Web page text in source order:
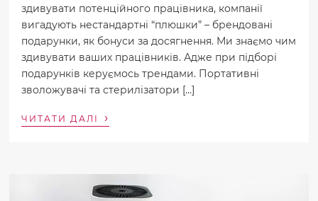
здивувати потенційного працівника, компанії
вигадують нестандартні “плюшки” – брендовані
подарунки, як бонуси за досягнення. Ми знаємо чим
здивувати ваших працівників. Адже при підборі
подарунків керуємось трендами. Портативні
зволожувачі та стерилізатори […]
ЧИТАТИ ДАЛІ ›